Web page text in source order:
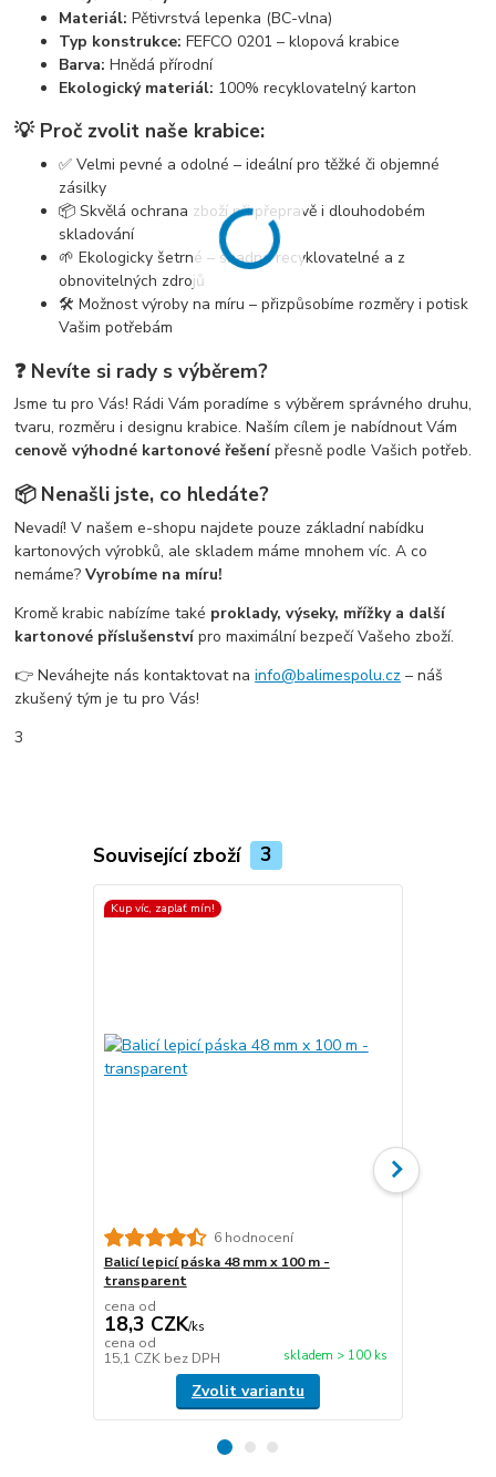
Materiál: Pětivrstvá lepenka (BC-vlna)
Typ konstrukce: FEFCO 0201 – klopová krabice
Barva: Hnědá přírodní
Ekologický materiál: 100% recyklovatelný karton
💡 Proč zvolit naše krabice:
✅ Velmi pevné a odolné – ideální pro těžké či objemné
zásilky
📦 Skvělá ochrana zboží při přepravě i dlouhodobém
skladování
🌱 Ekologicky šetrné – snadno recyklovatelné a z
obnovitelných zdrojů
🛠️ Možnost výroby na míru – přizpůsobíme rozměry i potisk
Vašim potřebám
❓ Nevíte si rady s výběrem?
Jsme tu pro Vás! Rádi Vám poradíme s výběrem správného druhu,
tvaru, rozměru i designu krabice. Naším cílem je nabídnout Vám
cenově výhodné kartonové řešenípřesně podle Vašich potřeb.
📦 Nenašli jste, co hledáte?
Nevadí! V našem e-shopu najdete pouze základní nabídku
kartonových výrobků, ale skladem máme mnohem víc. A co
nemáme?Vyrobíme na míru!
Kromě krabic nabízíme také proklady, výseky, mřížky a další
kartonové příslušenstvípro maximální bezpečí Vašeho zboží.
👉 Neváhejte nás kontaktovat nainfo@balimespolu.cz – náš
zkušený tým je tu pro Vás!
3
Související zboží 3
Kup víc, zaplať mín!
6 hodnocení
Balicí lepicí páska 48 mm x 100 m -
transparent
cena od
18,3 CZK/ks
cena od
15,1 CZK bez DPH skladem > 100 ks
Zvolit variantu